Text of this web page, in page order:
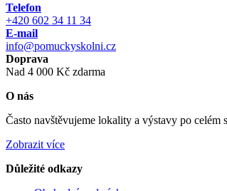
Telefon
+420 602 34 11 34
E-mail
info@pomuckyskolni.cz
Doprava
Nad 4 000 Kč zdarma
O nás
Často navštěvujeme lokality a výstavy po
Zobrazit více
Důležité odkazy